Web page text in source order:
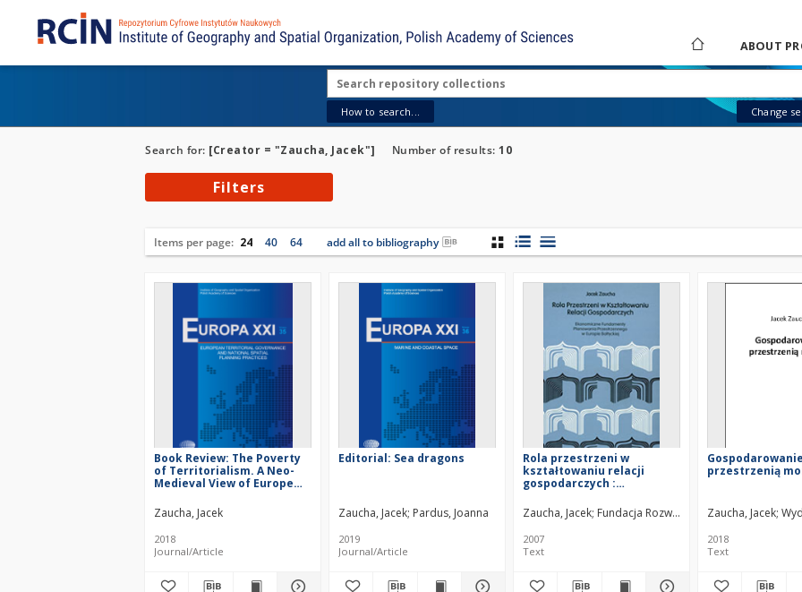
ABOUT
How to search... Change
Search for: [Creator = "Zaucha, Jacek"] Number of results: 10
Filters
Items per page: 24 40 64 add all to bibliography
Book Review: The Poverty
of Territorialism. A Neo-
Medieval View of Europe
Zaucha, Jacek
2018
Journal/Article
Editorial: Sea dragons
Zaucha, Jacek Pardus, Joanna
2019
Journal/Article
Rola przestrzeni w
kształtowaniu relacji
gospodarczych :
planowania
przestrzennego w Europie
Bałtyckiej
Zaucha, Jacek Fundacja Rozwoju Uniwersytetu
2007
Text
Gospodarowanie
przestrzenią
Zaucha, Jacek
2018
Text